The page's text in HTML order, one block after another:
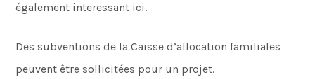
également interessant ici.
Des subventions de la Caisse d’allocation familiales
peuvent être sollicitées pour un projet.